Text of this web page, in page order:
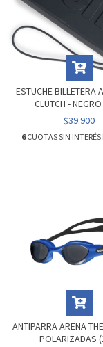
ESTUCHE BILLETERA
CLUTCH -
$39.900
6CUOTAS SIN INTERÉS
ANTIPARRA ARENA
POLARIZADAS